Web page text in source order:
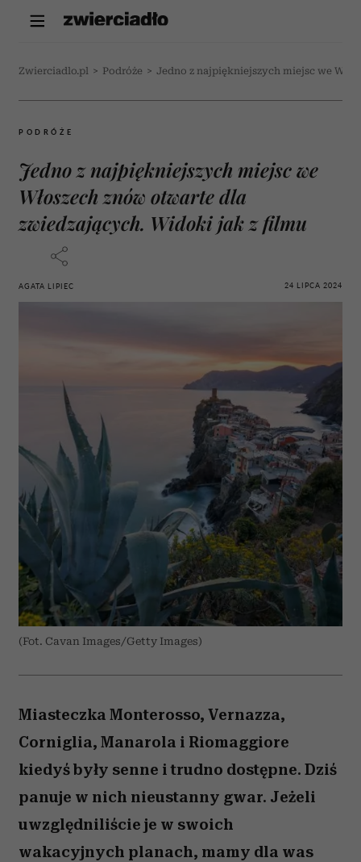
Zwierciadlo.pl > Podróże > Jedno z najpiękniejszych miejsc we
PODRÓŻE
Jedno z najpiękniejszych miejsc we
Włoszech znów otwarte dla
zwiedzających. Widoki jak z filmu
AGATA LIPIEC 24 LIPCA 2024
(Fot. Cavan Images/Getty Images)
Miasteczka Monterosso, Vernazza,
Corniglia, Manarola i Riomaggiore
kiedyś były senne i trudno dostępne. Dziś
panuje w nich nieustanny gwar. Jeżeli
uwzględniliście je w swoich
wakacyjnych planach, mamy dla was